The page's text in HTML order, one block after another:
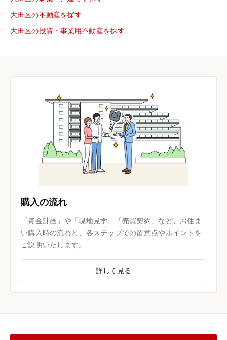
大田区の不動産を探す
大田区の投資・事業用不動産を探す
購入の流れ
「資金計画」や「現地見学」「売買契約」など、お住ま
い購入時の流れと、各ステップでの留意点やポイントを
ご説明いたします。
詳しく見る